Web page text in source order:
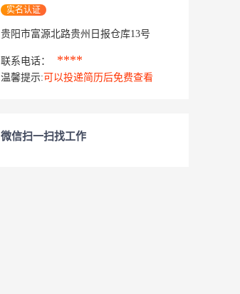
实名认证
贵阳市富源北路贵州日报仓库13号
联系电话： ****
温馨提示: 可以投递简历后免费查看
微信扫一扫找工作